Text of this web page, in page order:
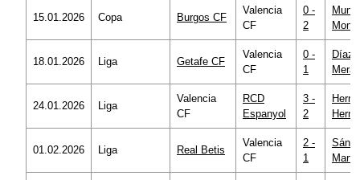
15.01.2026 Copa Burgos CF
Valencia
CF
0 -
2
18.01.2026 Liga Getafe CF
Valencia
CF
0 -
1
Díaz
Mera
24.01.2026 Liga
Valencia
CF
RCD
Espanyol
3 -
2
01.02.2026 Liga Real Betis
Valencia
CF
2 -
1